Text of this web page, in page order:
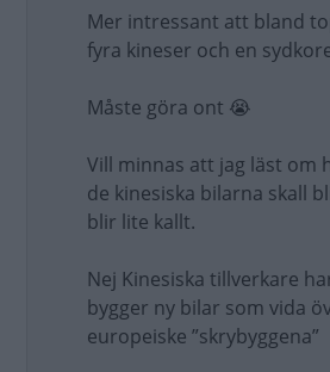
Mer intressant att bland
fyra kineser och en
Måste göra ont 😭
Vill minnas att jag läst om
de kinesiska bilarna skall
blir lite kallt.
Nej Kinesiska tillverkare
bygger ny bilar som vida
europeiske ”skrybyggena”